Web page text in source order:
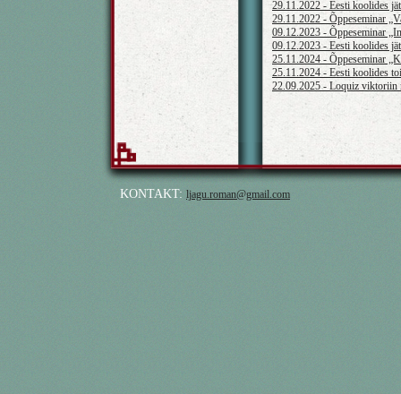
29.11.2022 - Eesti koolides
29.11.2022 - Õppeseminar
09.12.2023 - Õppeseminar
09.12.2023 - Eesti koolides
25.11.2024 - Õppeseminar
25.11.2024 - Eesti koolides
22.09.2025 - Loquiz viktoriin
KONTAKT: ljagu.roman@gmail.com